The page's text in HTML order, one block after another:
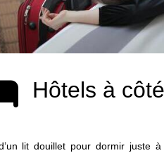
Hôtels à
lit douillet pour dormir juste